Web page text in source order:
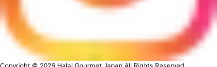
Copyright © 2026 Halal Gourmet Japan All Rights Reserved.